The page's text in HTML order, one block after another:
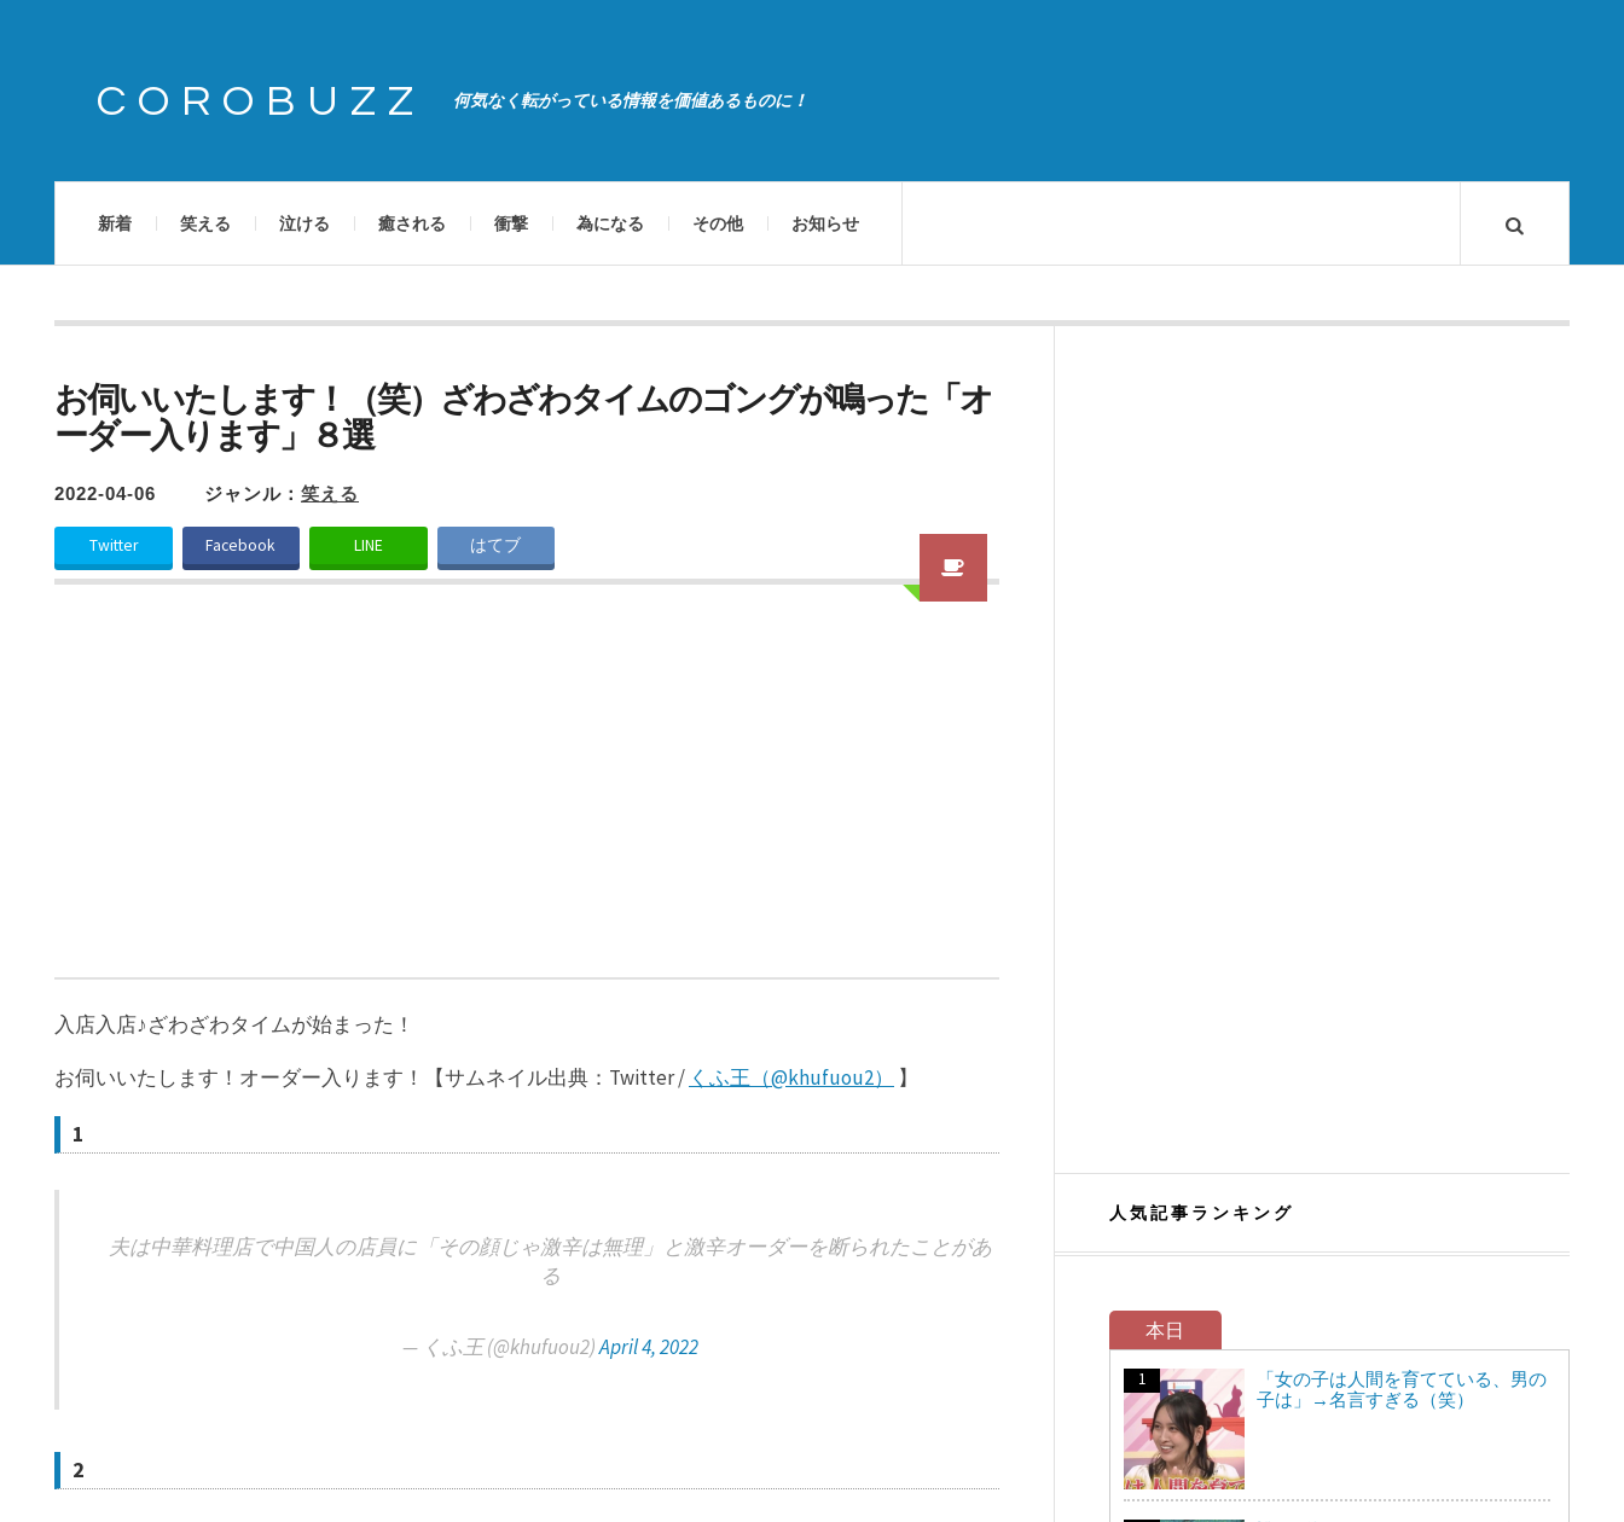
COROBUZZ 何気なく転がっている情報を価値あるものに！
新着 笑える 泣ける 癒される 衝撃 為になる その他 お知らせ
お伺いいたします！（笑）ざわざわタイムのゴングが鳴った「オ
ーダー入ります」８選
2022-04-06 ジャンル： 笑える
Twitter Facebook LINE はてブ
入店入店♪ざわざわタイムが始まった！
お伺いいたします！オーダー入ります！【サムネイル出典：Twitter / くふ王（@khufuou2） 】
1
夫は中華料理店で中国人の店員に「その顔じゃ激辛は無理」と激辛オーダーを断られたことがあ
る
— くふ王 (@khufuou2)April 4, 2022
2
人気記事ランキング
本日
「女の子は人間を育てている、男の
子は」→名言すぎる（笑）